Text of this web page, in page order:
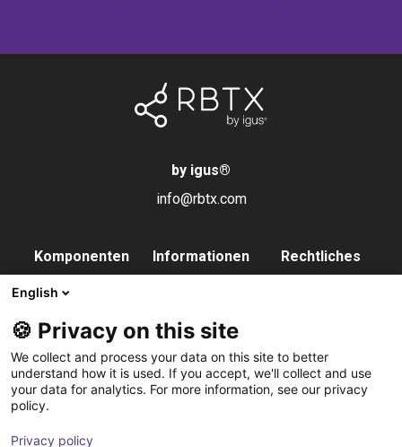
by igus®
info@rbtx.com
Komponenten
Steuerung
Vision
Pneumatik
Informationen
Partner
Kontakt
Newsletter
Rechtliches
English
🍪 Privacy on this site
We collect and process your data on this site to better
understand how it is used. If you accept, we'll collect and use
your data for analytics. For more information, see our privacy
policy.
Privacy policy